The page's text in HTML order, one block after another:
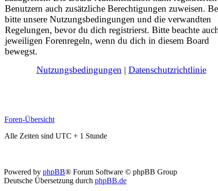
Benutzern auch zusätzliche Berechtigungen zuweisen.
bitte unsere Nutzungsbedingungen und die verwandten
Regelungen, bevor du dich registrierst. Bitte beachte
jeweiligen Forenregeln, wenn du dich in diesem Board
bewegst.
Nutzungsbedingungen | Datenschutzrichtlinie
Foren-Übersicht
Alle Zeiten sind UTC + 1 Stunde
Powered by phpBB® Forum Software © phpBB Group
Deutsche Übersetzung durch phpBB.de